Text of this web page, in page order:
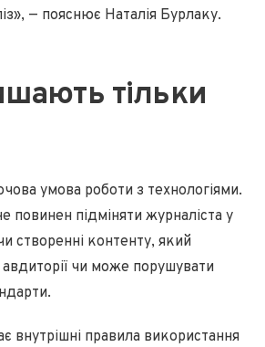
— пояснює Наталія Бурлаку.
тільки
умова роботи з технологіями.
повинен підміняти журналіста у
створенні контенту, який
чи може порушувати
внутрішні правила використання